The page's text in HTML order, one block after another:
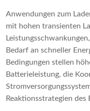
Anwendungen zum
mit hohen transienten
Bedarf an schneller
Bedingungen stellen
Batterieleistung, die
Reaktionsstrategien des